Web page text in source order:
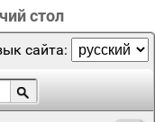
стол
сайта: